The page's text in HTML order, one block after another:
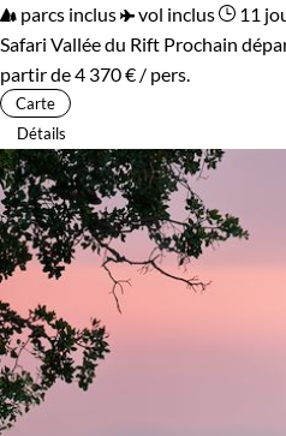
parcs inclus
vol inclus 11
Safari Vallée du Rift Prochain
partir de4 370 € / pers.
Carte
Détails